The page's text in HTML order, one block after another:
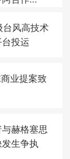
台风高技术
投运
业提案致
赫格塞思
生争执